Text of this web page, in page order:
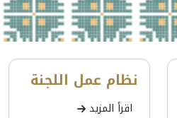
نظام عمل اللجنة
اقرأ المزيد